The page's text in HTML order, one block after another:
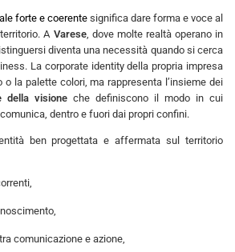
forte e coerente significa dare forma e voce al
A Varese, dove molte realtà operano in
diventa una necessità quando si cerca
La corporate identity della propria impresa
la palette colori, ma rappresenta l’insieme dei
della visione che definiscono il modo in cui
dentro e fuori dai propri confini.
ben progettata e affermata sul territorio
comunicazione e azione,